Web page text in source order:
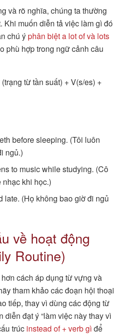
và rõ nghĩa, chúng ta thường
Khi muốn diễn tả việc làm gì đó
chú ýphân biệt a lot of và lots
phù hợp trong ngữ cảnh câu
từ tần suất) + V(s/es) +
before sleeping. (Tôi luôn
ngủ.)
to music while studying. (Cô
khi học.)
late. (Họ không bao giờ đi ngủ
về hoạt động
Routine)
cách áp dụng từ vựng và
tham khảo các đoạn hội thoại
tiếp, thay vì dùng các động từ
diễn đạt ý “làm việc này thay vì
trúc instead of + verb gì để